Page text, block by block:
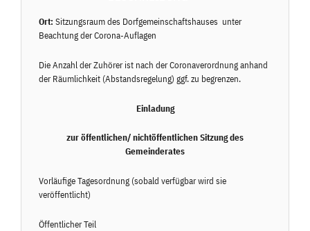
Ort: Sitzungsraum des Dorfgemeinschaftshauses unter
Beachtung der Corona-Aufla­gen
Die Anzahl der Zuhörer ist nach der Coronaverordnung anhand
der Räumlichkeit (Abstandsregelung) ggf. zu begrenzen.
Einladung
zur öffentlichen/ nichtöffentlichen Sitzung des
Gemeinderates
Vorläufige Tagesordnung (sobald verfügbar wird sie
veröffentlicht)
Öffentlicher Teil